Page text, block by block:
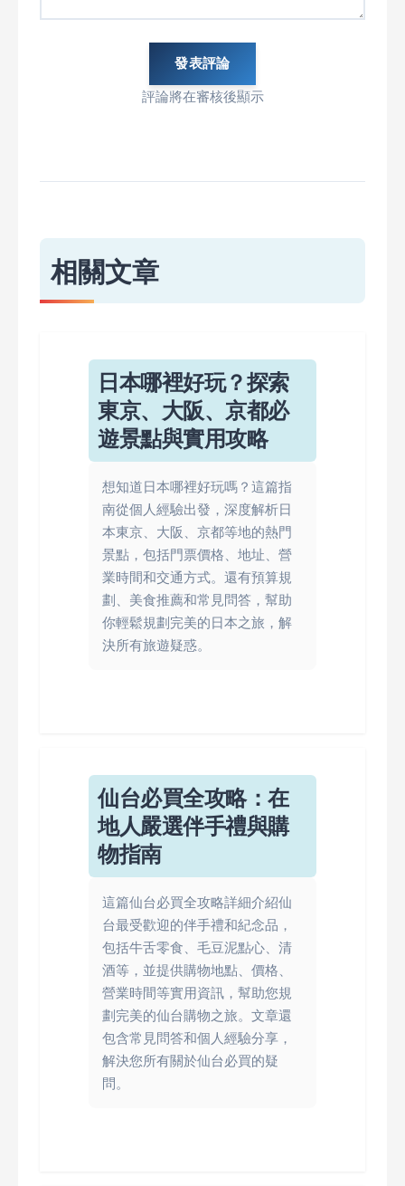
發表評論
評論將在審核後顯示
相關文章
日本哪裡好玩？探索
東京、大阪、京都必
遊景點與實用攻略
想知道日本哪裡好玩嗎？這篇指
南從個人經驗出發，深度解析日
本東京、大阪、京都等地的熱門
景點，包括門票價格、地址、營
業時間和交通方式。還有預算規
劃、美食推薦和常見問答，幫助
你輕鬆規劃完美的日本之旅，解
決所有旅遊疑惑。
仙台必買全攻略：在
地人嚴選伴手禮與購
物指南
這篇仙台必買全攻略詳細介紹仙
台最受歡迎的伴手禮和紀念品，
包括牛舌零食、毛豆泥點心、清
酒等，並提供購物地點、價格、
營業時間等實用資訊，幫助您規
劃完美的仙台購物之旅。文章還
包含常見問答和個人經驗分享，
解決您所有關於仙台必買的疑
問。